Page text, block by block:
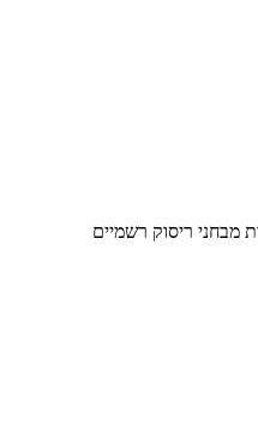
מבחני ריסוק רשמיים